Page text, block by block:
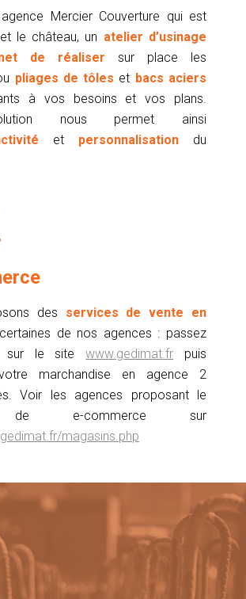
Mercier Couverture qui est
le château, un atelier d’usinage
de réaliser sur place les
pliages de tôles et bacs aciers
à vos besoins et vos plans.
nous permet ainsi
et personnalisation du
des services de vente en
de nos agences : passez
sur le sitewww.gedimat.fr puis
marchandise en agence 2
Voir les agences proposant le
de e-commerce sur
magasins.php